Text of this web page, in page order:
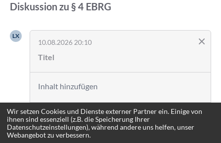
Diskussion zu § 4 EBRG
LX
10.08.2026 20:10
Anmelden
Wir setzen Cookies und Dienste externer Partner ein. Einige von
ihnen sind essenziell (z.B. die Speicherung Ihrer
Datenschutzeinstellungen), während andere uns helfen, unser
Webangebot zu verbessern.